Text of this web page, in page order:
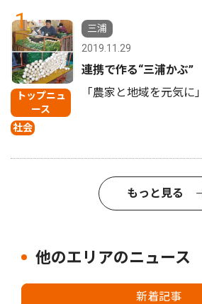
1
トップニュ
ース
社会
三浦
2019.11.29
連携で作る“三浦かぶ”
「農家と地域を元気に」
もっと見る
他のエリアのニュース
新着記事